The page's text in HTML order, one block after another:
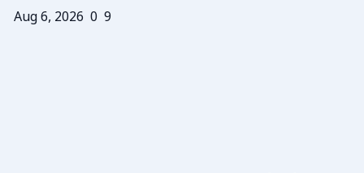
Aug 6, 2026 0 9